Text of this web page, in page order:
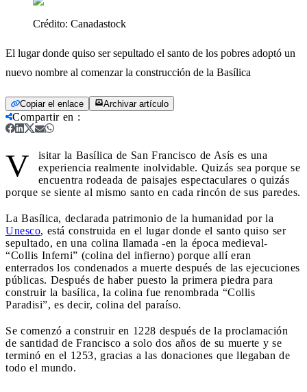
Crédito: Canadastock
El lugar donde quiso ser sepultado el santo de los pobres adoptó un
nuevo nombre al comenzar la construcción de la Basílica
Copiar el enlace Archivar artículo
Compartir en :
V
isitar la Basílica de San Francisco de Asís es una
experiencia realmente inolvidable. Quizás sea porque se
encuentra rodeada de paisajes espectaculares o quizás
porque se siente al mismo santo en cada rincón de sus paredes.
La Basílica, declarada patrimonio de la humanidad por la
Unesco, está construida en el lugar donde el santo quiso ser
sepultado, en una colina llamada -en la época medieval-
“Collis Inferni” (colina del infierno) porque allí eran
enterrados los condenados a muerte después de las ejecuciones
públicas. Después de haber puesto la primera piedra para
construir la basílica, la colina fue renombrada “Collis
Paradisi”, es decir, colina del paraíso.
Se comenzó a construir en 1228 después de la proclamación
de santidad de Francisco a solo dos años de su muerte y se
terminó en el 1253, gracias a las donaciones que llegaban de
todo el mundo.